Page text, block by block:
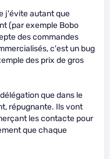
j'évite autant que
(par exemple Bobo
des commandes
c'est un bug
des prix de gros
que dans le
répugnante. Ils vont
les contacte pour
que chaque